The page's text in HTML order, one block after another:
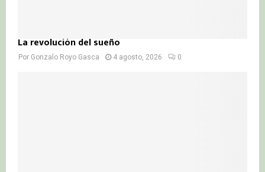
La revolución del sueño
Por Gonzalo Royo Gasca 4 agosto, 2026 0